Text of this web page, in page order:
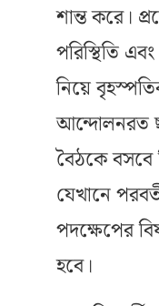
শান্ত করে।
পরিস্থিতি
নিয়ে
আন্দোলনরত
বৈঠকে বসবে
যেখানে
পদক্ষেপের
হবে।